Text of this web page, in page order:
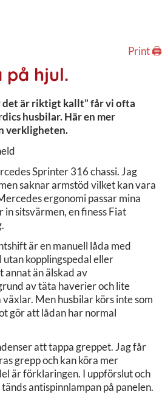
Print 🖨
på hjul.
det är riktigt kallt” får vi ofta
husbilar. Här en mer
verkligheten.
Sprinter 316 chassi. Jag
saknar armstöd vilket kan vara
ergonomi passar mina
sitsvärmen, en finess Fiat
är en manuell låda med
kopplingspedal eller
annat än älskad av
av täta haverier och lite
Men husbilar körs inte som
gör att lådan har normal
att tappa greppet. Jag får
grepp och kan köra mer
är förklaringen. I uppförslut och
antispinnlampan på panelen.